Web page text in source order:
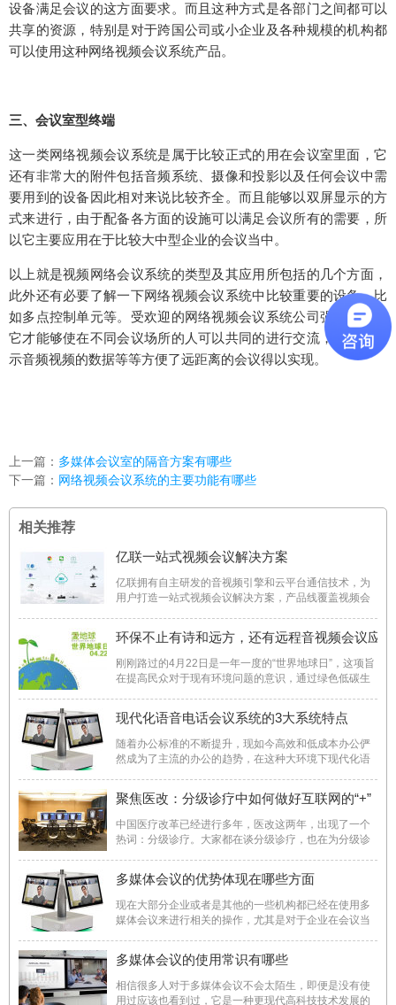
设备满足会议的这方面要求。而且这种方式是各部门之间都可以
共享的资源，特别是对于跨国公司或小企业及各种规模的机构都
可以使用这种网络视频会议系统产品。
三、会议室型终端
这一类网络视频会议系统是属于比较正式的用在会议室里面，它
还有非常大的附件包括音频系统、摄像和投影以及任何会议中需
要用到的设备因此相对来说比较齐全。而且能够以双屏显示的方
式来进行，由于配备各方面的设施可以满足会议所有的需要，所
以它主要应用在于比较大中型企业的会议当中。
以上就是视频网络会议系统的类型及其应用所包括的几个方面，
此外还有必要了解一下网络视频会议系统中比较重要的设备，比
如多点控制单元等。受欢迎的网络视频会议系统公司强调拥有了
它才能够使在不同会议场所的人可以共同的进行交流，同步的显
示音频视频的数据等等方便了远距离的会议得以实现。
上一篇： 多媒体会议室的隔音方案有哪些
下一篇： 网络视频会议系统的主要功能有哪些
相关推荐
亿联一站式视频会议解决方案
亿联拥有自主研发的音视频引擎和云平台通信技术，为
用户打造一站式视频会议解决方案，产品线覆盖视频会
软终端、移动APP，满足用户“会议室、个人桌面、移动
办公”全场景的使用需求。专业级的高清音视频质量、易
使用易部署， ...
环保不止有诗和远方，还有远程音视频会议应用
刚刚路过的4月22日是一年一度的“世界地球日”，这项旨
在提高民众对于现有环境问题的意识，通过绿色低碳生
世界掀起了一股环保旋风。 如今，伴随着科技的进步，
经济全球化的深入发展，跨地区、甚至跨国家的商业往
来更是 ...
现代化语音电话会议系统的3大系统特点
随着办公标准的不断提升，现如今高效和低成本办公俨
然成为了主流的办公的趋势，在这种大环境下现代化语
准的办公需求标准，通过功能内容及使用标准等新规范
的不断导入实现，下面本文就现代化语音电话会议系统
所呈现的3大系统 ...
聚焦医改：分级诊疗中如何做好互联网的“+”
中国医疗改革已经进行多年，医改这两年，出现了一个
热词：分级诊疗。大家都在谈分级诊疗，也在为分级诊
程音视频通信等互联网技术又能为分级诊疗带来怎样的
应用？ 一张图读懂分级诊疗 所谓分级诊疗制度,就是要
按照 ...
多媒体会议的优势体现在哪些方面
现在大部分企业或者是其他的一些机构都已经在使用多
媒体会议来进行相关的操作，尤其是对于企业在会议当
且非常的方便，还可以通过网络和身处异地的人一起开
会等等。具体来说，多媒体会议的优势包括以下几个方
面。 一、 ...
多媒体会议的使用常识有哪些
相信很多人对于多媒体会议不会太陌生，即便是没有使
用过应该也看到过，它是一种更现代高科技技术发展的